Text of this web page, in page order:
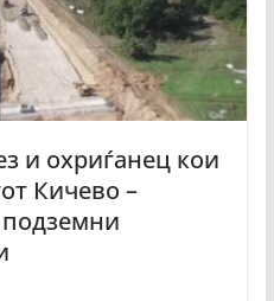
и охриѓанец кои
Кичево –